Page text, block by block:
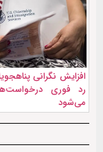
افزایش نگرانی
رد فوری
می‌شود